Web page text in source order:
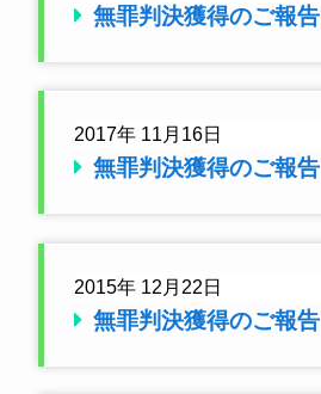
無罪判決獲得のご報告
2017年 11月16日
無罪判決獲得のご報告
2015年 12月22日
無罪判決獲得のご報告